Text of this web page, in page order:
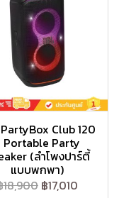
Club 120
Portable Party
(ลำโพงปาร์ตี้
แบบพกพา)
18,900 ฿17,010